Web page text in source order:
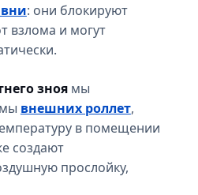
: они блокируют
взлома и могут
зноямы
внешних роллет,
в помещении
создают
прослойку,